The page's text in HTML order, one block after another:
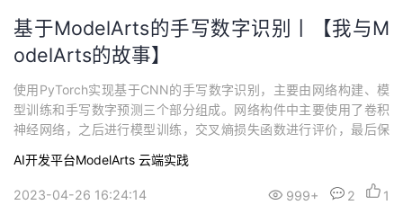
基于ModelArts的手写数字识别丨【我与M
odelArts的故事】
使用PyTorch实现基于CNN的手写数字识别，主要由网络构建、模
型训练和手写数字预测三个部分组成。网络构件中主要使用了卷积
神经网络，之后进行模型训练，交叉熵损失函数进行评价，最后保
像的处理。
AI开发平台ModelArts 云端实践
2023-04-26 16:24:14 999+ 2 1